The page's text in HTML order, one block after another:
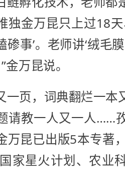
独金万昆只上过18
碜事’。老师讲‘绒毛
金万昆说。
一页，词典翻烂一本
请教一人又一人……
万昆已出版5本专著
家星火计划、农业